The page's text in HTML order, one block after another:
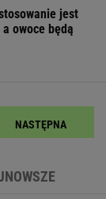
jest
owoce będą
NASTĘPNA